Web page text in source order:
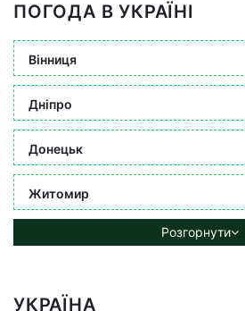
ПОГОДА В УКРАЇНІ
Вінниця
Дніпро
Донецьк
Житомир
Розгорнути
УКРАЇНА